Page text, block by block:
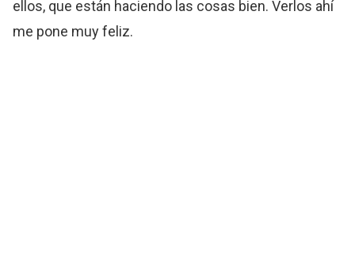
ellos, que están haciendo las cosas bien. Verlos ahí
me pone muy feliz.